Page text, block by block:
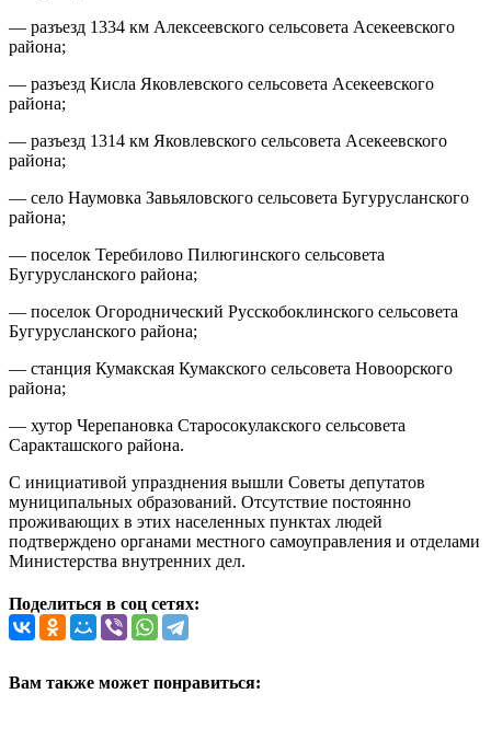
— разъезд 1334 км Алексеевского сельсовета Асекеевского
района;
— разъезд Кисла Яковлевского сельсовета Асекеевского
района;
— разъезд 1314 км Яковлевского сельсовета Асекеевского
района;
— село Наумовка Завьяловского сельсовета Бугурусланского
района;
— поселок Теребилово Пилюгинского сельсовета
Бугурусланского района;
— поселок Огороднический Русскобоклинского сельсовета
Бугурусланского района;
— станция Кумакская Кумакского сельсовета Новоорского
района;
— хутор Черепановка Старосокулакского сельсовета
Саракташского района.
С инициативой упразднения вышли Советы депутатов
муниципальных образований. Отсутствие постоянно
проживающих в этих населенных пунктах людей
подтверждено органами местного самоуправления и отделами
Министерства внутренних дел.
Поделиться в соц сетях:
Вам также может понравиться: